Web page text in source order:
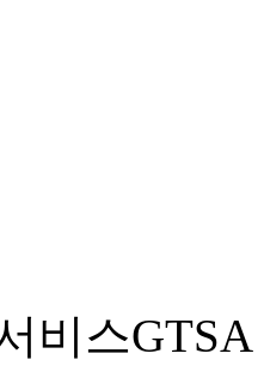
비스